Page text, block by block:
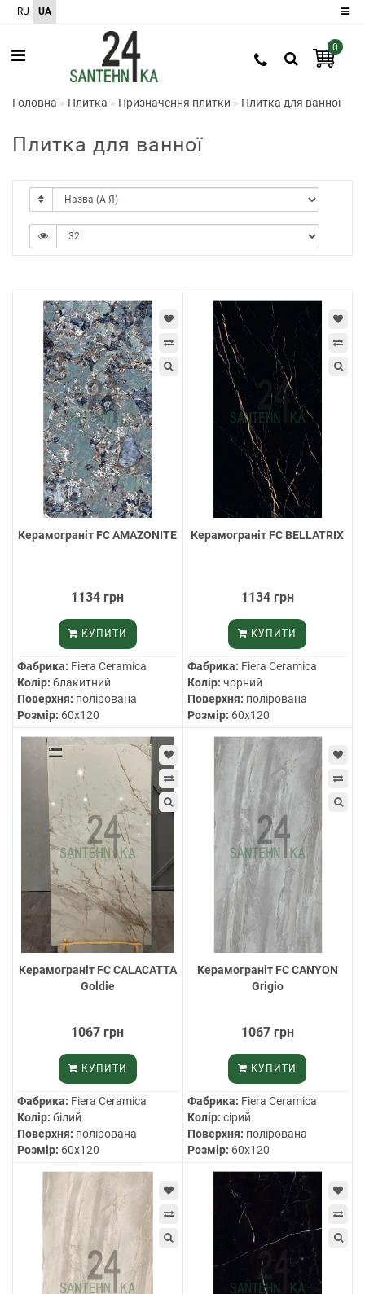
RU UA
Реєстрація 0
Головна Плитка Призначення плитки Плитка для ванної
Плитка для ванної
Керамограніт FC AMAZONITE
1134 грн
КУПИТИ
Фабрика: Fiera Ceramica
Колір: блакитний
Поверхня: полірована
Розмір: 60х120
Керамограніт FC BELLATRIX
1134 грн
КУПИТИ
Фабрика: Fiera Ceramica
Колір: чорний
Поверхня: полірована
Розмір: 60х120
Керамограніт FC CALACATTA
Goldie
1067 грн
КУПИТИ
Фабрика: Fiera Ceramica
Колір: білий
Поверхня: полірована
Розмір: 60х120
Керамограніт FC CANYON
Grigio
1067 грн
КУПИТИ
Фабрика: Fiera Ceramica
Колір: сірий
Поверхня: полірована
Розмір: 60х120